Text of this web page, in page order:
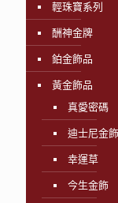
輕珠寶系列
酬神金牌
鉑金飾品
黃金飾品
真愛密碼
迪士尼金飾
幸運草
今生金飾